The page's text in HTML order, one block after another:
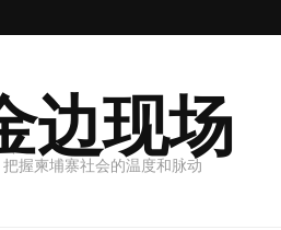
边现场
把握柬埔寨社会的温度和脉动